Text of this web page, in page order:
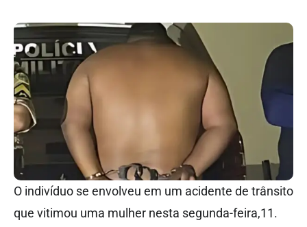
O indivíduo se envolveu em um acidente de trânsito
que vitimou uma mulher nesta segunda-feira,11.